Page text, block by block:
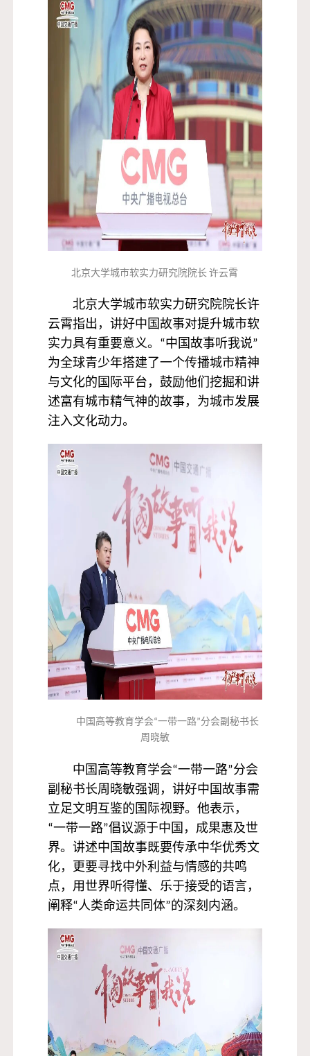
北京大学城市软实力研究院院长 许云霄
北京大学城市软实力研究院院长许
云霄指出，讲好中国故事对提升城市软
实力具有重要意义。“中国故事听我说”
为全球青少年搭建了一个传播城市精神
与文化的国际平台，鼓励他们挖掘和讲
述富有城市精气神的故事，为城市发展
注入文化动力。
中国高等教育学会“一带一路”分会副秘书长
周晓敏
中国高等教育学会“一带一路”分会
副秘书长周晓敏强调，讲好中国故事需
立足文明互鉴的国际视野。他表示，
“一带一路”倡议源于中国，成果惠及世
界。讲述中国故事既要传承中华优秀文
化，更要寻找中外利益与情感的共鸣
点，用世界听得懂、乐于接受的语言，
阐释“人类命运共同体”的深刻内涵。